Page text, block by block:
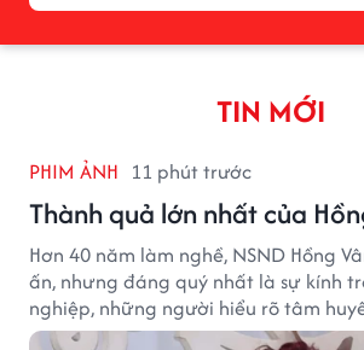
TIN MỚI
PHIM ẢNH 11 phút trước
Thành quả lớn nhất của
Hơn 40 năm làm nghề, NSND Hồng
ấn, nhưng đáng quý nhất là sự kính
nghiệp, những người hiểu rõ tâm
nghệ thuật.